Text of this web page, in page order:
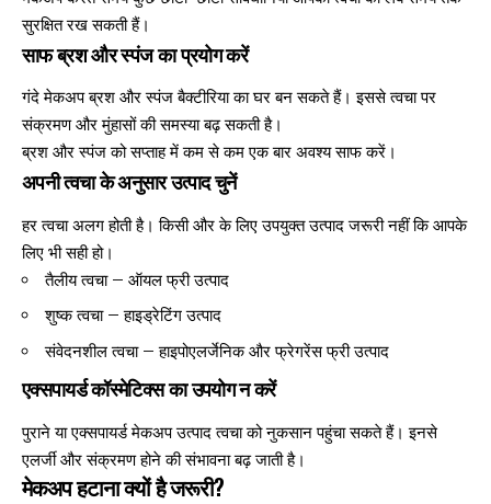
सुरक्षित रख सकती हैं।
साफ ब्रश और स्पंज का प्रयोग करें
गंदे मेकअप ब्रश और स्पंज बैक्टीरिया का घर बन सकते हैं। इससे त्वचा पर
संक्रमण और मुंहासों की समस्या बढ़ सकती है।
ब्रश और स्पंज को सप्ताह में कम से कम एक बार अवश्य साफ करें।
अपनी त्वचा के अनुसार उत्पाद चुनें
हर त्वचा अलग होती है। किसी और के लिए उपयुक्त उत्पाद जरूरी नहीं कि आपके
लिए भी सही हो।
तैलीय त्वचा – ऑयल फ्री उत्पाद
शुष्क त्वचा – हाइड्रेटिंग उत्पाद
संवेदनशील त्वचा – हाइपोएलर्जेनिक और फ्रेगरेंस फ्री उत्पाद
एक्सपायर्ड कॉस्मेटिक्स का उपयोग न करें
पुराने या एक्सपायर्ड मेकअप उत्पाद त्वचा को नुकसान पहुंचा सकते हैं। इनसे
एलर्जी और संक्रमण होने की संभावना बढ़ जाती है।
मेकअप हटाना क्यों है जरूरी?